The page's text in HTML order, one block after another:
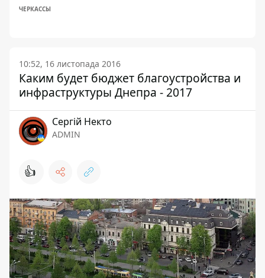
ЧЕРКАССЫ
10:52, 16 листопада 2016
Каким будет бюджет благоустройства и
инфраструктуры Днепра - 2017
Сергій Некто
ADMIN
👍